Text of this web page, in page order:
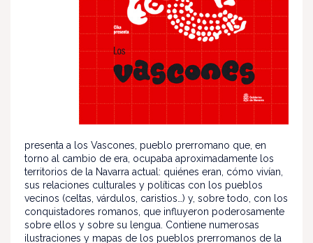
presenta a los Vascones, pueblo prerromano que, en
torno al cambio de era, ocupaba aproximadamente los
territorios de la Navarra actual: quiénes eran, cómo vivían,
sus relaciones culturales y políticas con los pueblos
vecinos (celtas, várdulos, caristios…) y, sobre todo, con los
conquistadores romanos, que influyeron poderosamente
sobre ellos y sobre su lengua. Contiene numerosas
ilustraciones y mapas de los pueblos prerromanos de la